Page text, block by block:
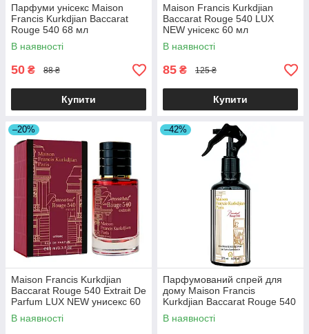
Парфуми унісекс Maison
Francis Kurkdjian Baccarat
Rouge 540 68 мл
В наявності
50 ₴ 88 ₴
Купити
Maison Francis Kurkdjian
Baccarat Rouge 540 LUX
NEW унісекс 60 мл
В наявності
85 ₴ 125 ₴
Купити
–20%
Maison Francis Kurkdjian
Baccarat Rouge 540 Extrait De
Parfum LUX NEW унисекс 60
мл
В наявності
–42%
Парфумований спрей для
дому Maison Francis
Kurkdjian Baccarat Rouge 540
Brand Collection 275 мл
В наявності